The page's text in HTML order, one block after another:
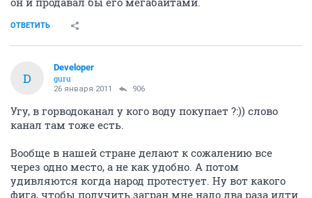
ОТВЕТИТЬ
D
Developer
guru
26 января 2011 906
Угу, в горводоканал у кого воду покупает ?:)) слово
канал там тоже есть.
Вообще в нашей стране делают к сожалению все
через одно место, а не как удобно. А потом
удивляются когда народ протестует. Ну вот какого
фига, чтобы получить загран мне надо два раза идти